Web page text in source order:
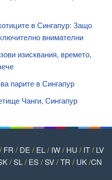
в Сингапур: Защо
внимателни
изисквания, времето,
парите в Сингапур
Чанги, Сингапур
/ FR / DE / EL/ IW/ HU / IT/ LV
/SL/ ES/SV/TR / UK/CN